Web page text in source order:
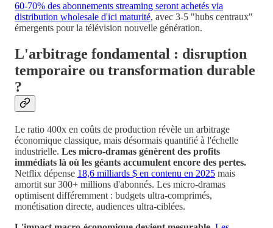
60-70% des abonnements streaming seront achetés via
distribution wholesale d'ici maturité, avec 3-5 "hubs centraux"
émergents pour la télévision nouvelle génération.
L'arbitrage fondamental : disruption
temporaire ou transformation durable
?
Le ratio 400x en coûts de production révèle un arbitrage
économique classique, mais désormais quantifié à l'échelle
industrielle. Les micro-dramas génèrent des profits
immédiats là où les géants accumulent encore des pertes.
Netflix dépense 18,6 milliards $ en contenu en 2025 mais
amortit sur 300+ millions d'abonnés. Les micro-dramas
optimisent différemment : budgets ultra-comprimés,
monétisation directe, audiences ultra-ciblées.